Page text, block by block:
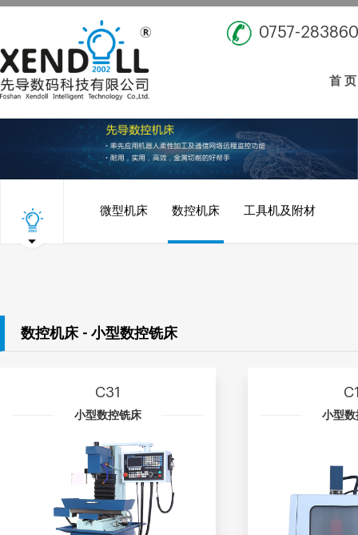
0757-
首 页
微型机床 数控机床 工具机及附材
数控机床 - 小型数控铣床
C31
小型数控铣床 小型数